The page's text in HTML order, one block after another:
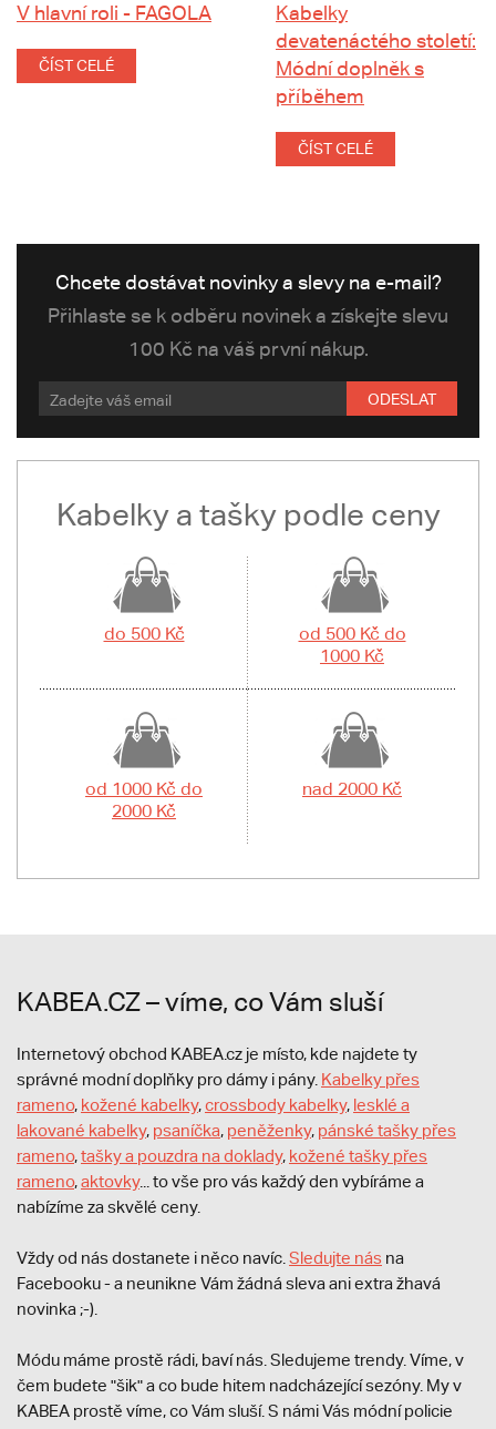
V hlavní roli - FAGOLA
ČÍST CELÉ
Kabelky
devatenáctého století:
Módní doplněk s
příběhem
ČÍST CELÉ
Chcete dostávat novinky a slevy na e-mail?
Přihlaste se k odběru novinek a získejte slevu
100 Kč na váš první nákup.
ODESLAT
Kabelky a tašky podle ceny
do 500 Kč
od 500 Kč do
1000 Kč
od 1000 Kč do
2000 Kč
nad 2000 Kč
KABEA.CZ – víme, co Vám sluší
Internetový obchod KABEA.cz je místo, kde najdete ty
správné modní doplňky pro dámy i pány. Kabelky přes
rameno, kožené kabelky,crossbody kabelky, lesklé a
lakované kabelky, psaníčka, peněženky, pánské tašky přes
rameno,tašky a pouzdra na doklady, kožené tašky přes
rameno,aktovky... to vše pro vás každý den vybíráme a
nabízíme za skvělé ceny.
Vždy od nás dostanete i něco navíc. Sledujte nás na
Facebooku - a neunikne Vám žádná sleva ani extra žhavá
novinka ;-).
Módu máme prostě rádi, baví nás. Sledujeme trendy. Víme, v
čem budete "šik" a co bude hitem nadcházející sezóny. My v
KABEA prostě víme, co Vám sluší. S námi Vás módní policie